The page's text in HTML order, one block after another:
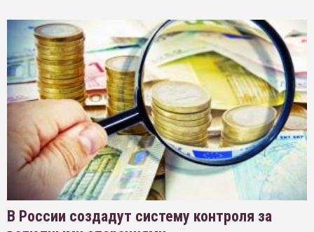
В России создадут систему контроля за